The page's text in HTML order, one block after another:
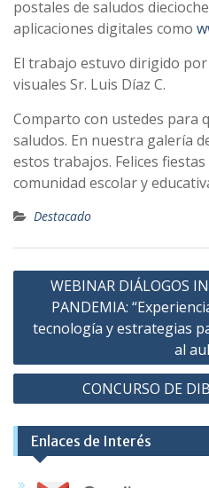
postales de saludos
aplicaciones digitales como
El trabajo estuvo dirigido
visuales Sr. Luis Díaz C.
Comparto con ustedes para
saludos. En nuestra galería
estos trabajos. Felices
comunidad escolar y
Destacado
Navegación
entradas
WEBINAR DIÁLOGOS
PANDEMIA:
tecnología y estrategias
al
CONCURSO DE
Enlaces de Interés